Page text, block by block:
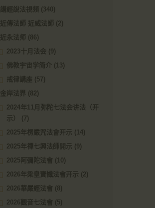
講經說法視頻
(340)
近傳法師 近威法師 (2)
近永法师
(86)
2023十月法会 (9)
佛教宇宙学简介 (13)
戒律講座 (57)
金岸法界 (82)
2024年11月弥陀七法会讲法（开
示）
(7)
2025年楞嚴咒法會开示 (14)
2025年禪七興法師開示 (9)
2025阿彌陀法會 (10)
2026年梁皇寶懺法會开示 (2)
2026華嚴經法會 (8)
2026觀音七法會 (5)